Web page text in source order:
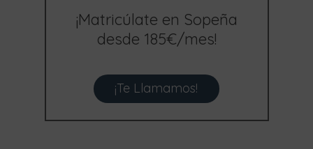
¡Matricúlate en Sopeña
desde 185€/mes!
¡Te Llamamos!